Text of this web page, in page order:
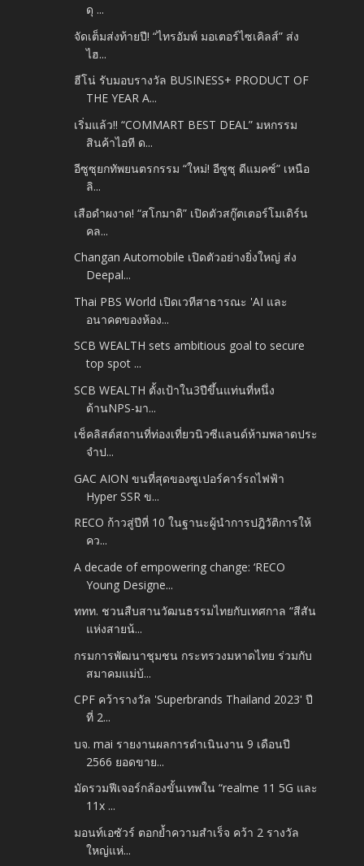
ดุ ...
จัดเต็มส่งท้ายปี! “ไทรอัมพ์ มอเตอร์ไซเคิลส์” ส่ง
ไฮ...
ฮีโน่ รับมอบรางวัล BUSINESS+ PRODUCT OF
THE YEAR A...
เริ่มแล้ว!! “COMMART BEST DEAL” มหกรรม
สินค้าไอที ด...
อีซูซุยกทัพยนตรกรรม “ใหม่! อีซูซุ ดีแมคซ์” เหนือ
ลิ...
เสือดำผงาด! “สโกมาดิ” เปิดตัวสกู๊ตเตอร์โมเดิร์น
คล...
Changan Automobile เปิดตัวอย่างยิ่งใหญ่ ส่ง
Deepal...
Thai PBS World เปิดเวทีสาธารณะ 'AI และ
อนาคตของห้อง...
SCB WEALTH sets ambitious goal to secure
top spot ...
SCB WEALTH ตั้งเป้าใน3ปีขึ้นแท่นที่หนึ่ง
ด้านNPS-มา...
เช็คลิสต์สถานที่ท่องเที่ยวนิวซีแลนด์ห้ามพลาดประ
จำป...
GAC AION ขนที่สุดของซูเปอร์คาร์รถไฟฟ้า
Hyper SSR ข...
RECO ก้าวสู่ปีที่ 10 ในฐานะผู้นำการปฎิวัติการให้
คว...
A decade of empowering change: ‘RECO
Young Designe...
ททท. ชวนสืบสานวัฒนธรรมไทยกับเทศกาล “สีสัน
แห่งสายน้...
กรมการพัฒนาชุมชน กระทรวงมหาดไทย ร่วมกับ
สมาคมแม่บ้...
CPF คว้ารางวัล 'Superbrands Thailand 2023' ปี
ที่ 2...
บจ. mai รายงานผลการดำเนินงาน 9 เดือนปี
2566 ยอดขาย...
มัดรวมฟีเจอร์กล้องขั้นเทพใน “realme 11 5G และ
11x ...
มอนท์เอซัวร์ ตอกย้ำความสำเร็จ คว้า 2 รางวัล
ใหญ่แห่...